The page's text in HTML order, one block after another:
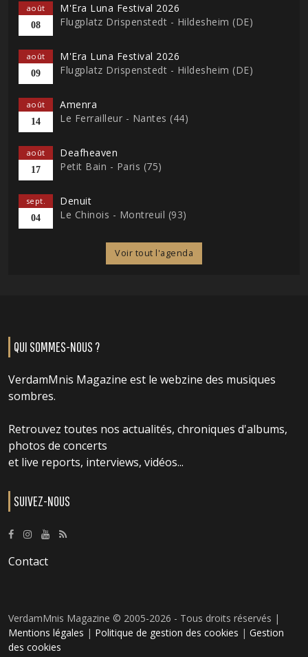
août
08
M'Era Luna Festival 2026
Flugplatz Drispenstedt - Hildesheim (DE)
août
09
M'Era Luna Festival 2026
Flugplatz Drispenstedt - Hildesheim (DE)
août
14
Amenra
Le Ferrailleur - Nantes (44)
août
17
Deafheaven
Petit Bain - Paris (75)
sept.
04
Denuit
Le Chinois - Montreuil (93)
Voir tout l'agenda
QUI SOMMES-NOUS ?
VerdamMnis Magazine est le webzine des musiques
sombres.
Retrouvez toutes nos actualités, chroniques d'albums,
photos de concerts
et live reports, interviews, vidéos...
SUIVEZ-NOUS
Contact
VerdamMnis Magazine © 2005-2026 - Tous droits réservés |
Mentions légales | Politique de gestion des cookies | Gestion
des cookies